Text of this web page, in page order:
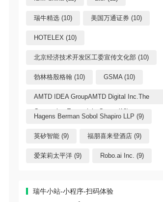
瑞牛精选 (10) 美国万通证券 (10)
HOTELEX (10)
北京经济技术开发区工委宣传文化部 (10)
勃林格殷格翰 (10) GSMA (10)
AMTD IDEA GroupAMTD Digital Inc.The
Generation Essentials Group (10)
Hagens Berman Sobol Shapiro LLP (9)
英矽智能 (9) 福朋喜来登酒店 (9)
爱茉莉太平洋 (9) Robo.ai Inc. (9)
瑞牛小站-小程序-扫码体验